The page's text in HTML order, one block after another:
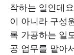
작하는 일인데
이 아니라 구성
록 가공하는 일
공 업무를 맡아